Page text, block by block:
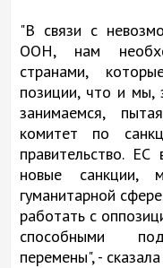
"В связи с
ООН, нам
странами,
позиции, что и
занимаемся,
комитет по
правительство.
новые
гуманитарной
работать с
способными
перемены", -